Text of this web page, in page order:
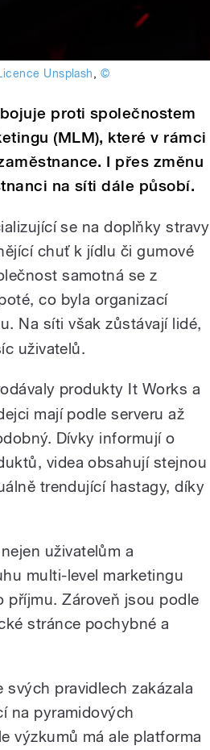
Unsplash, ©
proti společnostem
(MLM), které v rámci
I přes změnu
na síti dále působí.
se na doplňky stravy
chuť k jídlu či gumové
samotná se z
co byla organizací
Na síti však zůstávají lidé,
uživatelů.
produkty It Works a
mají podle serveru až
Dívky informují o
videa obsahují stejnou
trendující hastagy, díky
uživatelům a
multi-level marketingu
Zároveň jsou podle
stránce pochybné a
pravidlech zakázala
na pyramidových
výzkumů má ale platforma